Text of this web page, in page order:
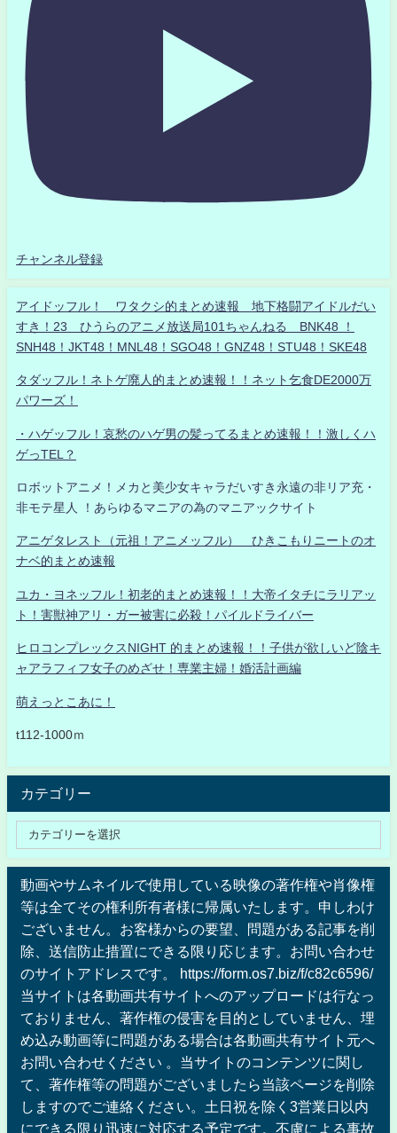
チャンネル登録
アイドッフル！ ワタクシ的まとめ速報 地下格闘アイドルだい
すき！23 ひうらのアニメ放送局101ちゃんねる BNK48 ！
SNH48！JKT48！MNL48！SGO48！GNZ48！STU48！SKE48
タダッフル！ネトゲ廃人的まとめ速報！！ネット乞食DE2000万
パワーズ！
・ハゲッフル！哀愁のハゲ男の髪ってるまとめ速報！！激しくハ
ゲっTEL？
ロボットアニメ！メカと美少女キャラだいすき永遠の非リア充・
非モテ星人 ！あらゆるマニアの為のマニアックサイト
アニゲタレスト（元祖！アニメッフル） ひきこもりニートのオ
ナベ的まとめ速報
ユカ・ヨネッフル！初老的まとめ速報！！大帝イタチにラリアッ
ト！害獣神アリ・ガー被害に必殺！パイルドライバー
ヒロコンプレックスNIGHT 的まとめ速報！！子供が欲しいど陰キ
ャアラフィフ女子のめざせ！専業主婦！婚活計画編
萌えっとこあに！
t112-1000ｍ
カテゴリー
動画やサムネイルで使用している映像の著作権や肖像権
等は全てその権利所有者様に帰属いたします。申しわけ
ございません。お客様からの要望、問題がある記事を削
除、送信防止措置にできる限り応じます。お問い合わせ
のサイトアドレスです。 https://form.os7.biz/f/c82c6596/
当サイトは各動画共有サイトへのアップロードは行なっ
ておりません、著作権の侵害を目的としていません、埋
め込み動画等に問題がある場合は各動画共有サイト元へ
お問い合わせください 。当サイトのコンテンツに関し
て、著作権等の問題がございましたら当該ページを削除
しますのでご連絡ください。土日祝を除く3営業日以内
にできる限り迅速に対応する予定です。不慮による事故